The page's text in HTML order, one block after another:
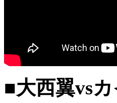
■大西翼vs